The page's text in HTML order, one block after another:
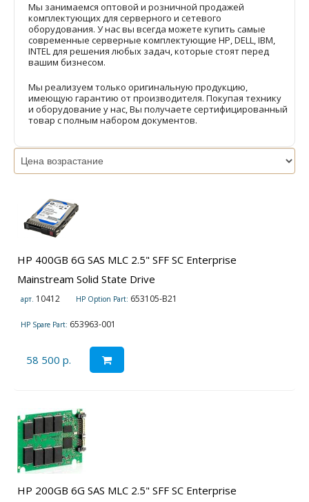
Мы занимаемся оптовой и розничной продажей
комплектующих для серверного и сетевого
оборудования. У нас вы всегда можете купить самые
современные серверные комплектующие HP, DELL, IBM,
INTEL для решения любых задач, которые стоят перед
вашим бизнесом.
Мы реализуем только оригинальную продукцию,
имеющую гарантию от производителя. Покупая технику
и оборудование у нас, Вы получаете сертифицированный
товар с полным набором документов.
HP 400GB 6G SAS MLC 2.5" SFF SC Enterprise
Mainstream Solid State Drive
арт. 10412 HP Option Part: 653105-B21
HP Spare Part: 653963-001
58 500 р.
HP 200GB 6G SAS MLC 2.5" SFF SC Enterprise